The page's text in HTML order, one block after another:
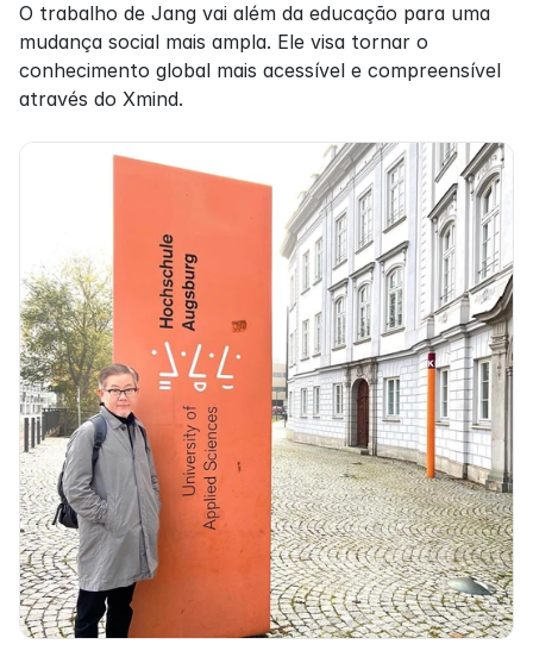
O trabalho de Jang vai além da educação para uma
mudança social mais ampla. Ele visa tornar o
conhecimento global mais acessível e compreensível
através do Xmind.